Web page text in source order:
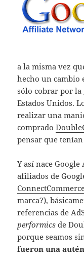
a la misma vez
hecho un cambio
sólo cobrar por la
Estados Unidos.
realizar una
comprado
pensar que
Y así nace
afiliados de
marca?),
referencias de
performics de
porque seamos
fueron una